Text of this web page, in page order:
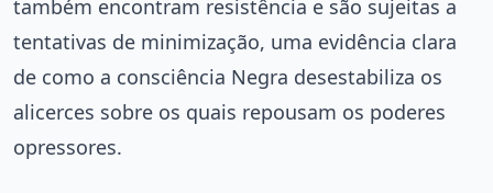
também encontram resistência e são sujeitas a
tentativas de minimização, uma evidência clara
de como a consciência Negra desestabiliza os
alicerces sobre os quais repousam os poderes
opressores.